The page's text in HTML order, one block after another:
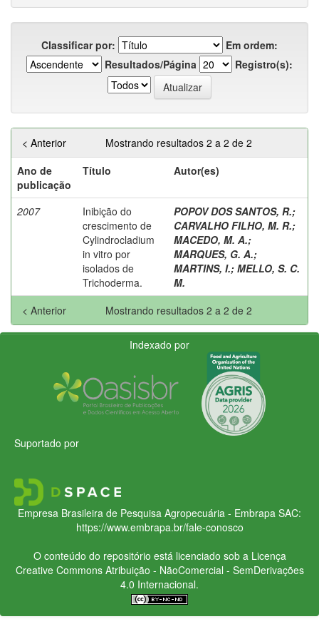
Classificar por:
Em ordem:
Resultados/Página
Registro(s):
Mostrando resultados 2 a 2 de 2
< Anterior
Ano de
publicação
Título Autor(es)
2007
Inibição do
crescimento de
Cylindrocladium
in vitro por
isolados de
Trichoderma.
POPOV DOS SANTOS, R.;
CARVALHO FILHO, M. R.;
MACEDO, M. A.;
MARQUES, G. A.;
MARTINS, I.; MELLO, S. C.
M.
Mostrando resultados 2 a 2 de 2
< Anterior
Indexado por
Suportado por
Empresa Brasileira de Pesquisa Agropecuária - Embrapa SAC:
https://www.embrapa.br/fale-conosco
O conteúdo do repositório está licenciado sob a Licença
Creative CommonsAtribuição - NãoComercial - SemDerivações
4.0 Internacional.